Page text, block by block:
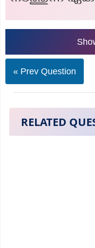
« Prev Question
RELATED